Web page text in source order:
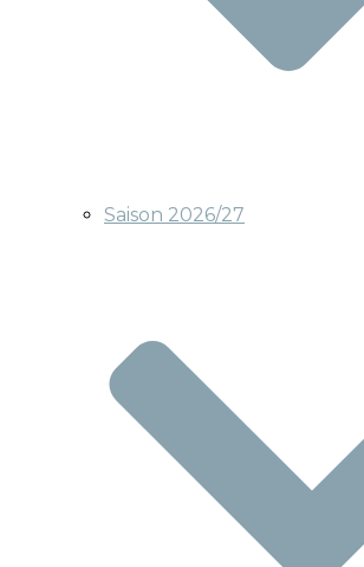
Saison 2026/27